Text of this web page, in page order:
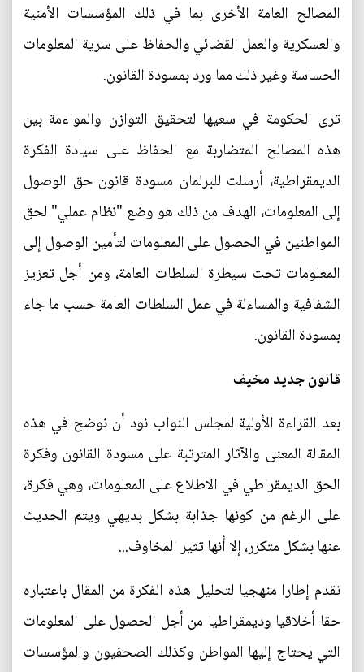
المصالح العامة الأخرى بما في ذلك المؤسسات الأمنية
والعسكرية والعمل القضائي والحفاظ على سرية المعلومات
الحساسة وغير ذلك مما ورد بمسودة القانون.
ترى الحكومة في سعيها لتحقيق التوازن والمواءمة بين
هذه المصالح المتضاربة مع الحفاظ على سيادة الفكرة
الديمقراطية، أرسلت للبرلمان مسودة قانون حق الوصول
إلى المعلومات، الهدف من ذلك هو وضع "نظام عملي" لحق
المواطنين في الحصول على المعلومات لتأمين الوصول إلى
المعلومات تحت سيطرة السلطات العامة، ومن أجل تعزيز
الشفافية والمساءلة في عمل السلطات العامة حسب ما جاء
بمسودة القانون.
قانون جديد مخيف
بعد القراءة الأولية لمجلس النواب نود أن نوضح في هذه
المقالة المعنى والآثار المترتبة على مسودة القانون وفكرة
الحق الديمقراطي في الاطلاع على المعلومات، وهي فكرة،
على الرغم من كونها جذابة بشكل بديهي ويتم الحديث
عنها بشكل متكرر، إلا أنها تثير المخاوف...
نقدم إطارا منهجيا لتحليل هذه الفكرة من المقال باعتباره
حقا أخلاقيا وديمقراطيا من أجل الحصول على المعلومات
التي يحتاج إليها المواطن وكذلك الصحفيون والمؤسسات